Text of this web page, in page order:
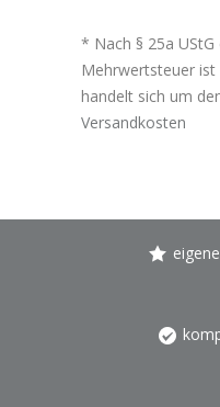
* Nach § 25a
Mehrwertsteuer ist
handelt sich um
Versandkosten